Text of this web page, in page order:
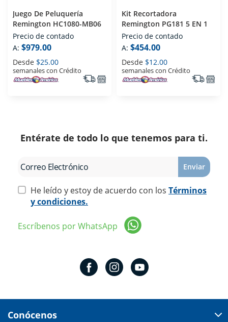
Juego De Peluquería
Remington HC1080-MB06
Precio de contado
A: $979.00
Desde $25.00
semanales con Crédito
Kit Recortadora
Remington PG181 5 EN 1
Precio de contado
A: $454.00
Desde $12.00
semanales con Crédito
Entérate de todo lo que tenemos para ti.
Enviar
He leído y estoy de acuerdo con los Términos
y condiciones.
Escríbenos por WhatsApp
Conócenos